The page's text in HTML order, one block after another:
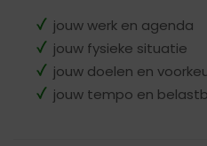
jouw werk en agenda
jouw fysieke situatie
jouw doelen en
jouw tempo en